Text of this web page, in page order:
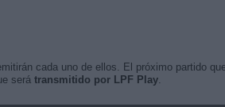
cada uno de ellos. El próximo partido
será transmitido por LPF Play.